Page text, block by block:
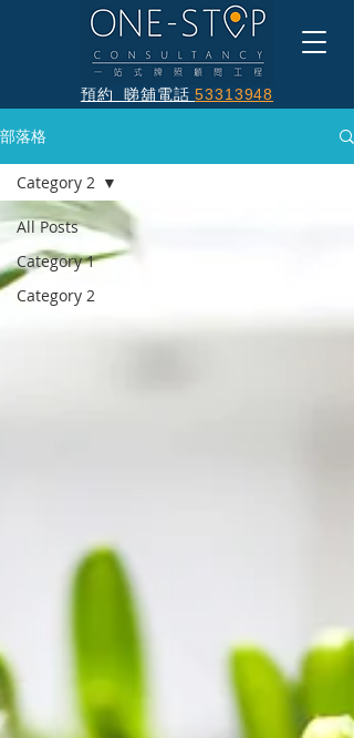
預約 睇舖電話53313948
部落格
All Posts
Category 1
Category 2
Category 2